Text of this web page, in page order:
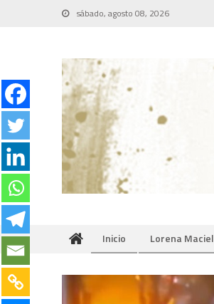
sábado, agosto 08, 2026
Inicio Lorena Maciel